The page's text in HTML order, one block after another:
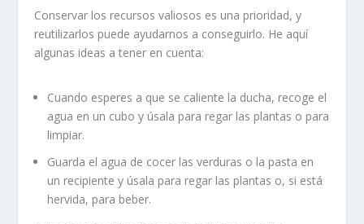
Conservar los recursos valiosos es una prioridad, y
reutilizarlos puede ayudarnos a conseguirlo. He aquí
algunas ideas a tener en cuenta:
Cuando esperes a que se caliente la ducha, recoge el
agua en un cubo y úsala para regar las plantas o para
limpiar.
Guarda el agua de cocer las verduras o la pasta en
un recipiente y úsala para regar las plantas o, si está
hervida, para beber.